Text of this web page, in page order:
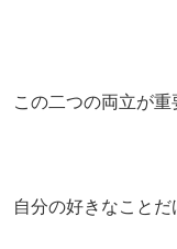
この二つの両立が重
自分の好きなことだ